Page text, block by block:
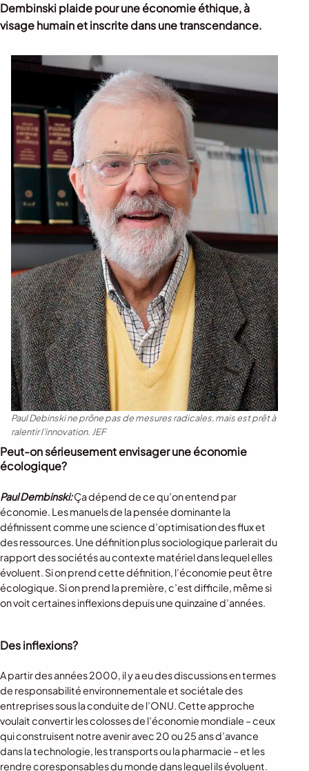
Dembinski plaide pour une économie éthique, à
visage humain et inscrite dans une transcendance.
Paul Debinski ne prône pas de mesures radicales, mais est prêt à
ralentir l’innovation. JEF
Peut-on sérieusement envisager une économie
écologique?
Paul Dembinski:Ça dépend de ce qu’on entend par
économie. Les manuels de la pensée dominante la
définissent comme une science d’optimisation des flux et
des ressources. Une définition plus sociologique parlerait du
rapport des sociétés au contexte matériel dans lequel elles
évoluent. Si on prend cette définition, l’économie peut être
écologique. Si on prend la première, c’est difficile, même si
on voit certaines inflexions depuis une quinzaine d’années.
Des inflexions?
A partir des années 2000, il y a eu des discussions en termes
de responsabilité environnementale et sociétale des
entreprises sous la conduite de l’ONU. Cette approche
voulait convertir les colosses de l’économie mondiale – ceux
qui construisent notre avenir avec 20 ou 25 ans d’avance
dans la technologie, les transports ou la pharmacie – et les
rendre coresponsables du monde dans lequel ils évoluent.